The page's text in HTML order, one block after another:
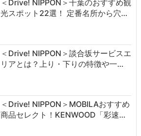
＜Drive! NIPPON＞千葉のおすすめ観
光スポット22選！ 定番名所から穴…
＜Drive! NIPPON＞談合坂サービスエ
リアとは？上り・下りの特徴や一…
＜Drive! NIPPON＞MOBILAおすすめ
商品セレクト！KENWOOD「彩速…